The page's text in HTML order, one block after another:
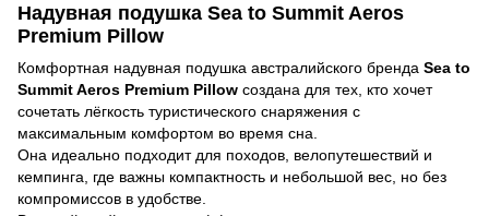
Надувная подушка Sea to Summit Aeros
Premium Pillow
Комфортная надувная подушка австралийского бренда Sea to
Summit Aeros Premium Pillow создана для тех, кто хочет
сочетать лёгкость туристического снаряжения с
максимальным комфортом во время сна.
Она идеально подходит для походов, велопутешествий и
кемпинга, где важны компактность и небольшой вес, но без
компромиссов в удобстве.